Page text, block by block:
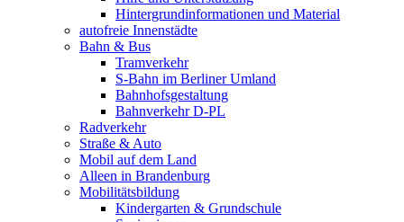
Hintergrundinformationen und Material
autofreie Innenstädte
Bahn & Bus
Tramverkehr
S-Bahn im Berliner Umland
Bahnhofsgestaltung
Bahnverkehr D-PL
Radverkehr
Straße & Auto
Mobil auf dem Land
Alleen in Brandenburg
Mobilitätsbildung
Kindergarten & Grundschule